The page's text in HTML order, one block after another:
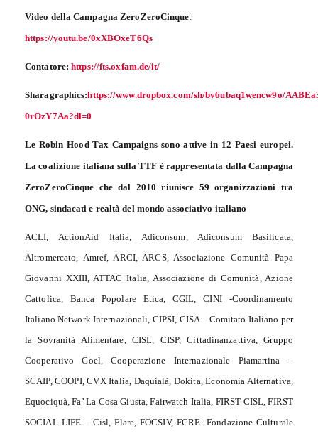
Video della Campagna ZeroZeroCinque:
https://youtu.be/0xXBOxeT6Qs
Contatore:https://fts.oxfam.de/it/
Sharagraphics:https://www.dropbox.com/sh/bv6ubaq1wencw9o/
0rOzY7Aa?dl=0
Le Robin Hood Tax Campaigns sono attive in 12 Paesi europei.
La coalizione italiana sulla TTF è rappresentata dalla Campagna
ZeroZeroCinque che dal 2010 riunisce 59 organizzazioni tra
ONG, sindacati e realtà del mondo associativo italiano
ACLI, ActionAid Italia, Adiconsum, Adiconsum Basilicata,
Altromercato, Amref, ARCI, ARCS, Associazione Comunità Papa
Giovanni XXIII, ATTAC Italia, Associazione di Comunità, Azione
Cattolica, Banca Popolare Etica, CGIL, CINI -Coordinamento
Italiano Network Internazionali, CIPSI, CISA – Comitato Italiano per
la Sovranità Alimentare, CISL, CISP, Cittadinanzattiva, Gruppo
Cooperativo Goel, Cooperazione Internazionale Piamartina –
SCAIP, COOPI, CVX Italia, Daquialà, Dokita, Economia Alternativa,
Equociquà, Fa’ La Cosa Giusta, Fairwatch Italia, FIRST CISL, FIRST
SOCIAL LIFE – Cisl, Flare, FOCSIV, FCRE- Fondazione Culturale